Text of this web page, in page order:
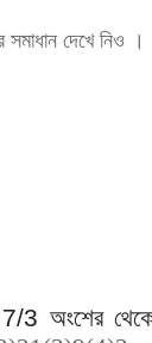
সমাধান দেখে নিও ।
7/3 অংশের